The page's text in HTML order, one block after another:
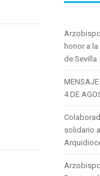
honor a
de Sevilla
MENSAJE
4 DE
solidario